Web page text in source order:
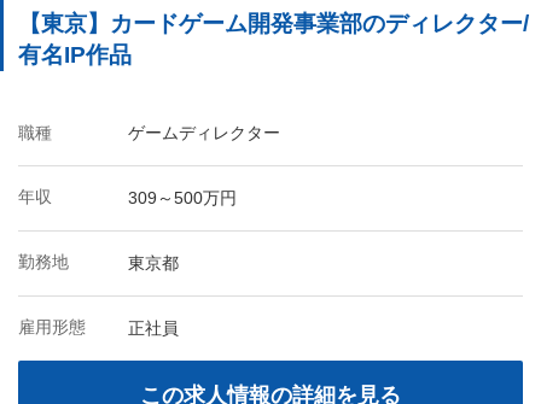
【東京】カードゲーム開発事業部のディレクター/
有名IP作品
職種 ゲームディレクター
年収 309～500万円
勤務地 東京都
雇用形態 正社員
この求人情報の詳細を見る